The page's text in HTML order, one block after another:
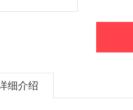
细介绍